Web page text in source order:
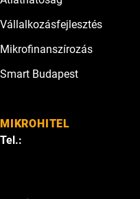
Vállalkozásfejlesztés
Mikrofinanszírozás
Smart Budapest
MIKROHITEL
Tel.: